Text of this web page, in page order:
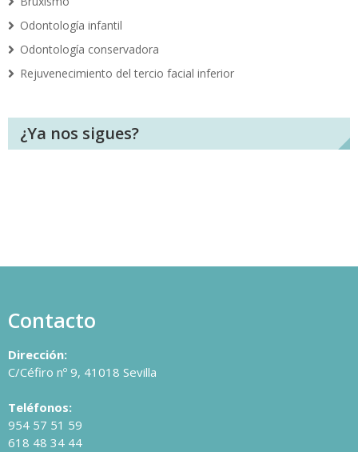
Odontología infantil
Odontología conservadora
Rejuvenecimiento del tercio facial inferior
¿Ya nos sigues?
Contacto
Dirección:
C/Céfiro nº 9, 41018 Sevilla
Teléfonos:
954 57 51 59
618 48 34 44